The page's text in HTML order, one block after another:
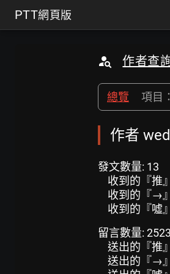
PTT網頁版
作者查
總覽 項目：
作者
發文數量: 13
收到的『推
收到的『→
收到的『噓
留言數量:
送出的『推
送出的『→